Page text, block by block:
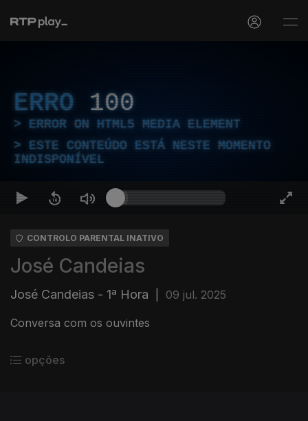
ERRO 100
ERROR ON HTML5 MEDIA ELEMENT
ESTE CONTEÚDO ESTÁ NESTE MOMENTO
INDISPONÍVEL
CONTROLO PARENTAL INATIVO
José Candeias
José Candeias - 1ª Hora 09 jul. 2025
Conversa com os ouvintes
opções